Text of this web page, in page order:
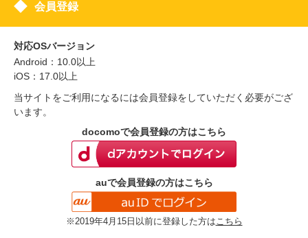
会員登録
対応OSバージョン
Android：10.0以上
iOS：17.0以上
当サイトをご利用になるには会員登録をしていただく必要がござ
います。
docomoで会員登録の方はこちら
auで会員登録の方はこちら
※2019年4月15日以前に登録した方は こちら